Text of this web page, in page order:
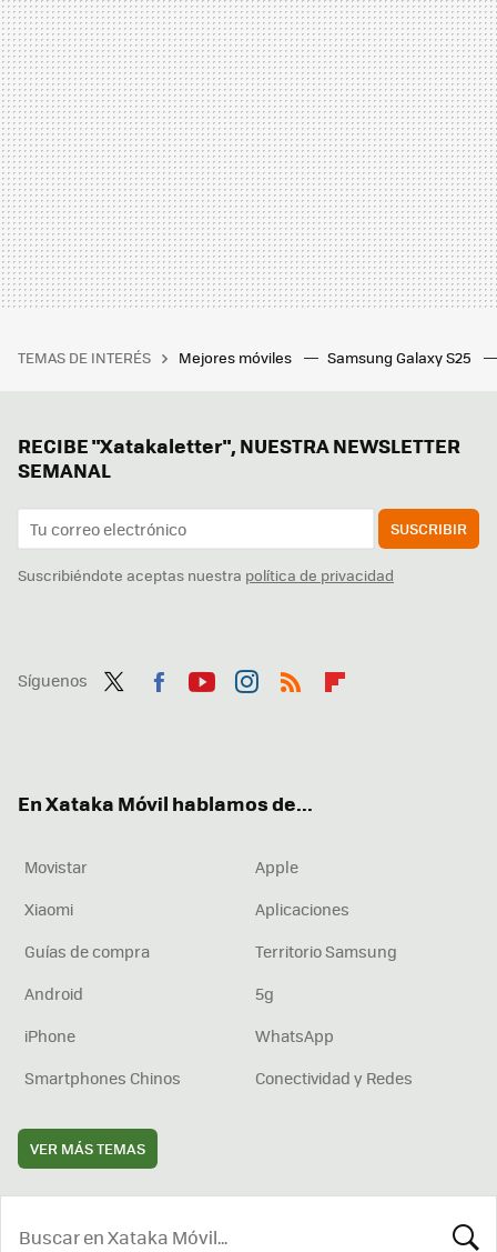
TEMAS DE INTERÉS Mejores móviles Samsung Galaxy S25
RECIBE "Xatakaletter", NUESTRA NEWSLETTER
SEMANAL
SUSCRIBIR
Suscribiéndote aceptas nuestra política de privacidad
Síguenos
En Xataka Móvil hablamos de...
Movistar
Apple
Xiaomi
Aplicaciones
Guías de compra
Territorio Samsung
Android
5g
iPhone
WhatsApp
Smartphones Chinos
Conectividad y Redes
VER MÁS TEMAS